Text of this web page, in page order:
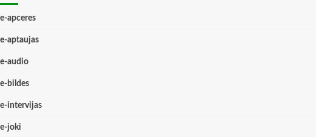
e-apceres
e-aptaujas
e-audio
e-bildes
e-intervijas
e-joki